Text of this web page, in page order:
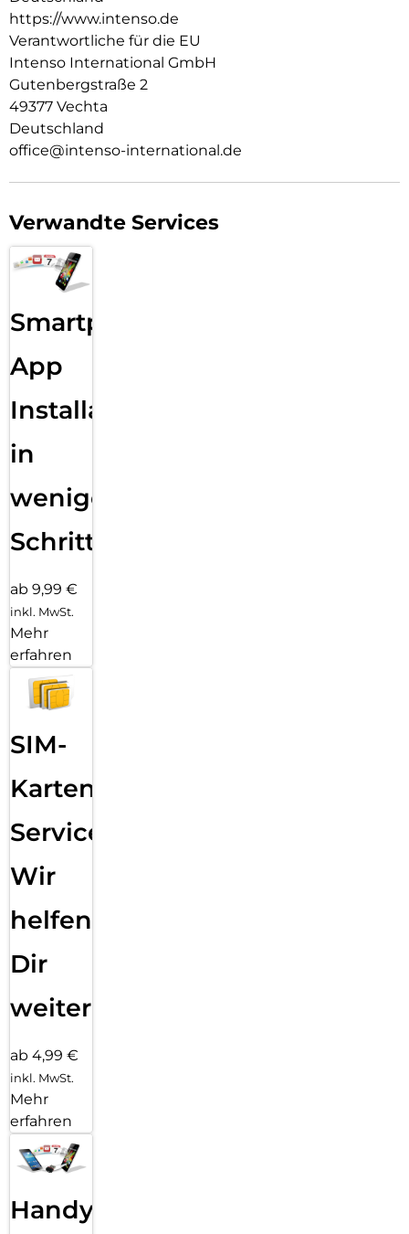
https://www.intenso.de
Verantwortliche für die EU
Intenso International GmbH
Gutenbergstraße 2
49377 Vechta
Deutschland
office@intenso-international.de
Verwandte Services
Smartphone
App
Installation
in
wenigen
Schritten
ab 9,99 €
inkl. MwSt.
Mehr
erfahren
SIM-
Karten
Service:
Wir
helfen
Dir
weiter
ab 4,99 €
inkl. MwSt.
Mehr
erfahren
Handy